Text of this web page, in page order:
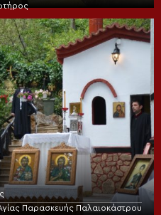
Παρασκευής Παλαιοκάστρου